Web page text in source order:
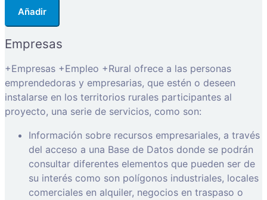
Añadir
Empresas
+Empresas +Empleo +Rural ofrece a las personas
emprendedoras y empresarias, que estén o deseen
instalarse en los territorios rurales participantes al
proyecto, una serie de servicios, como son:
Información sobre recursos empresariales, a través
del acceso a una Base de Datos donde se podrán
consultar diferentes elementos que pueden ser de
su interés como son polígonos industriales, locales
comerciales en alquiler, negocios en traspaso o